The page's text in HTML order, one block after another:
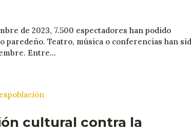
de 2023, 7.500 espectadores han podido
Teatro, música o conferencias han
Entre...
cultural contra la